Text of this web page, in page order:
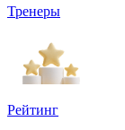
Тренеры
Рейтинг